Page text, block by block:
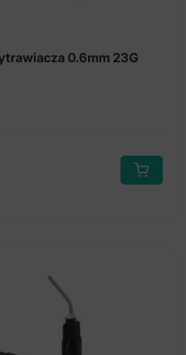
ssące i łączniki
0.6mm 23G